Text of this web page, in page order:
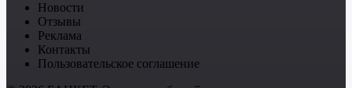
Новости
Отзывы
Реклама
Контакты
Пользовательское соглашение